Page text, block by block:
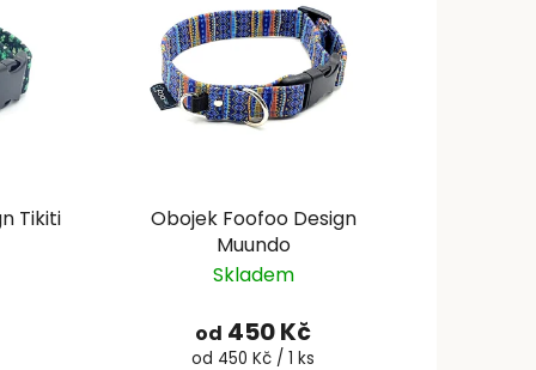
Tikiti
Obojek Foofoo Design
Muundo
Skladem
od 450 Kč
Měrná
od 450 Kč / 1 ks